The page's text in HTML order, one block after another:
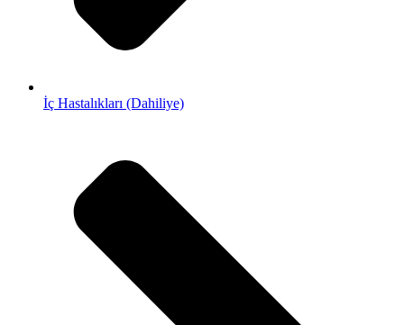
İç Hastalıkları (Dahiliye)